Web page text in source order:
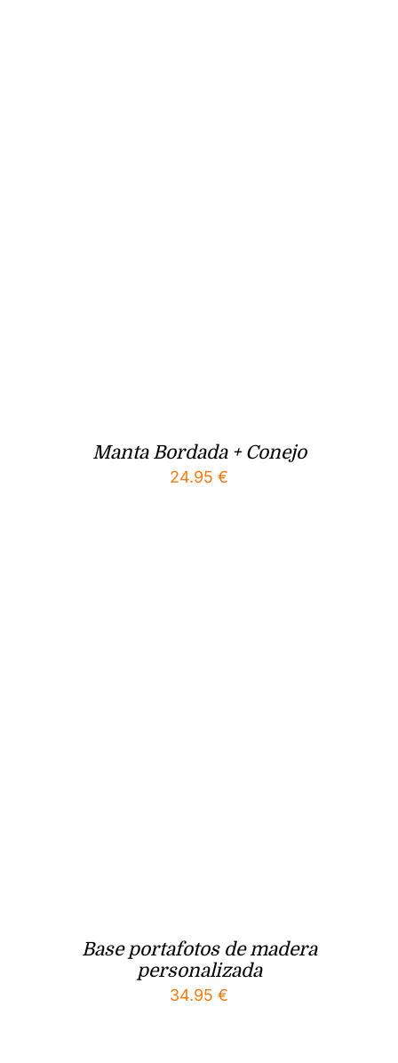
Manta Bordada + Conejo
24.95 €
Base portafotos de madera
personalizada
34.95 €